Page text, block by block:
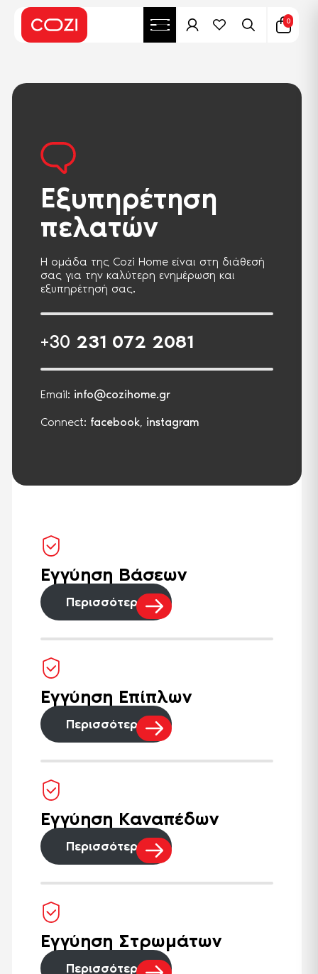
0
Εξυπηρέτηση
πελατών
Η ομάδα της Cozi Home είναι στη διάθεσή
σας για την καλύτερη ενημέρωση και
εξυπηρέτησή σας.
+30 231 072 2081
Email: info@cozihome.gr
Connect: facebook, instagram
Εγγύηση Βάσεων
Περισσότερα
Εγγύηση Επίπλων
Περισσότερα
Εγγύηση Καναπέδων
Περισσότερα
Εγγύηση Στρωμάτων
Περισσότερα